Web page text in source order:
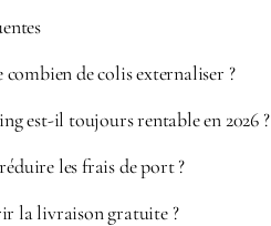
de colis externaliser ?
est-il toujours rentable en 2026 ?
les frais de port ?
la livraison gratuite ?